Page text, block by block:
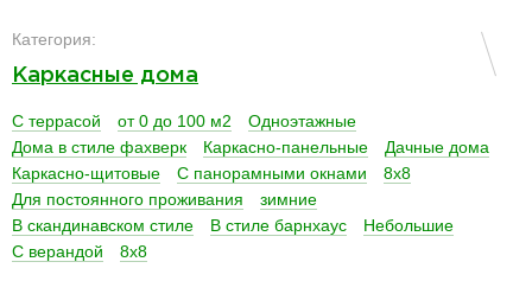
Категория:
Каркасные дома
С террасой от 0 до 100 м2
Одноэтажные
Дома в стиле фахверк
Каркасно-панельные
Дачные дома
Каркасно-щитовые
С панорамными окнами
8х8
Для постоянного проживания
зимние
В скандинавском стиле
В стиле барнхаус
Небольшие
С верандой
8x8